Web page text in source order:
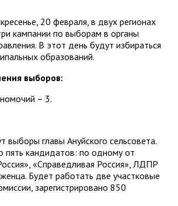
20 февраля, в двух регионах
кампании по выборам в органы
В этот день будут избираться
образований.
выборов:
– 3.
выборы главы Ануйского сельсовета.
пять кандидатов: по одному от
«Справедливая Россия», ЛДПР
Будет работать две участковые
зарегистрировано 850